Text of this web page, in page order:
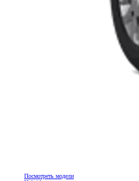
Посмотреть модели